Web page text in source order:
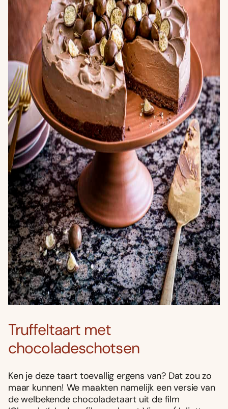
Truffeltaart met
chocoladeschotsen
Ken je deze taart toevallig ergens van? Dat zou zo
maar kunnen! We maakten namelijk een versie van
de welbekende chocoladetaart uit de film